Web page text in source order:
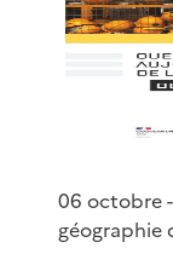
06 octobre
géographie